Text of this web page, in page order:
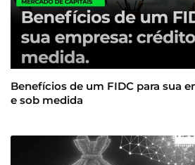
Benefícios de um FIDC para sua
e sob medida